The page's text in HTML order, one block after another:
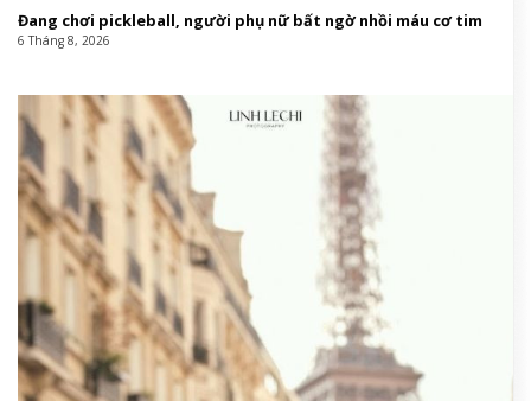
Đang chơi pickleball, người phụ nữ bất ngờ nhồi máu cơ tim
6 Tháng 8, 2026